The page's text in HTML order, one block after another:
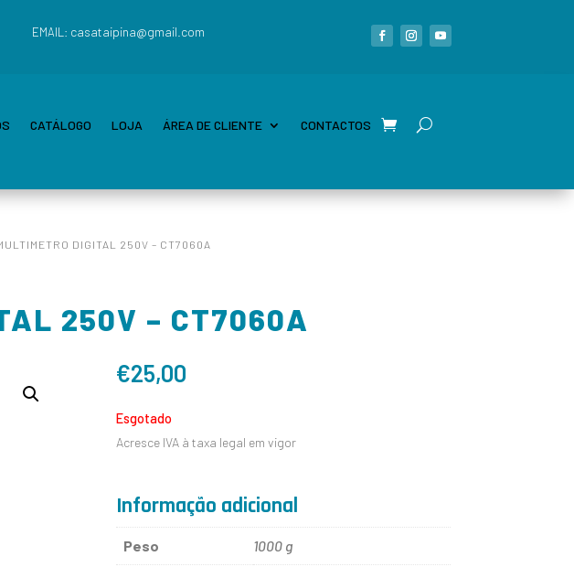
EMAIL: casataipina@gmail.com
CATÁLOGO LOJA ÁREA DE CLIENTE CONTACTOS
DIGITAL 250V – CT7060A
250V – CT7060A
€25,00
Esgotado
Acresce IVA à taxa legal em vigor
Informação adicional
Peso 1000 g